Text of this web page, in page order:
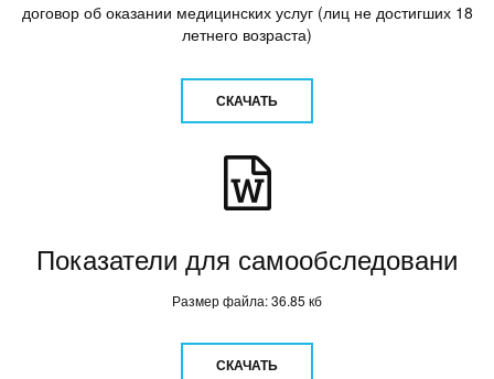
договор об оказании медицинских услуг (лиц не достигших 18
летнего возраста)
СКАЧАТЬ
Показатели для самообследовани
Размер файла: 36.85 кб
СКАЧАТЬ